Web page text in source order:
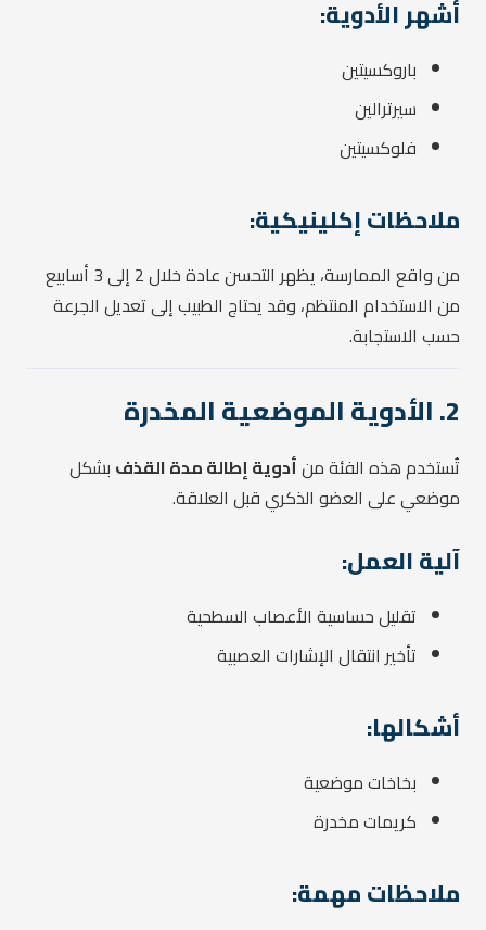
أشهر الأدوية:
باروكسيتين
سيرترالين
فلوكسيتين
ملاحظات إكلينيكية:
من واقع الممارسة، يظهر التحسن عادة خلال 2 إلى 3 أسابيع
من الاستخدام المنتظم، وقد يحتاج الطبيب إلى تعديل الجرعة
حسب الاستجابة.
2. الأدوية الموضعية المخدرة
تُستخدم هذه الفئة منأدوية إطالة مدة القذف بشكل
موضعي على العضو الذكري قبل العلاقة.
آلية العمل:
تقليل حساسية الأعصاب السطحية
تأخير انتقال الإشارات العصبية
أشكالها:
بخاخات موضعية
كريمات مخدرة
ملاحظات مهمة: